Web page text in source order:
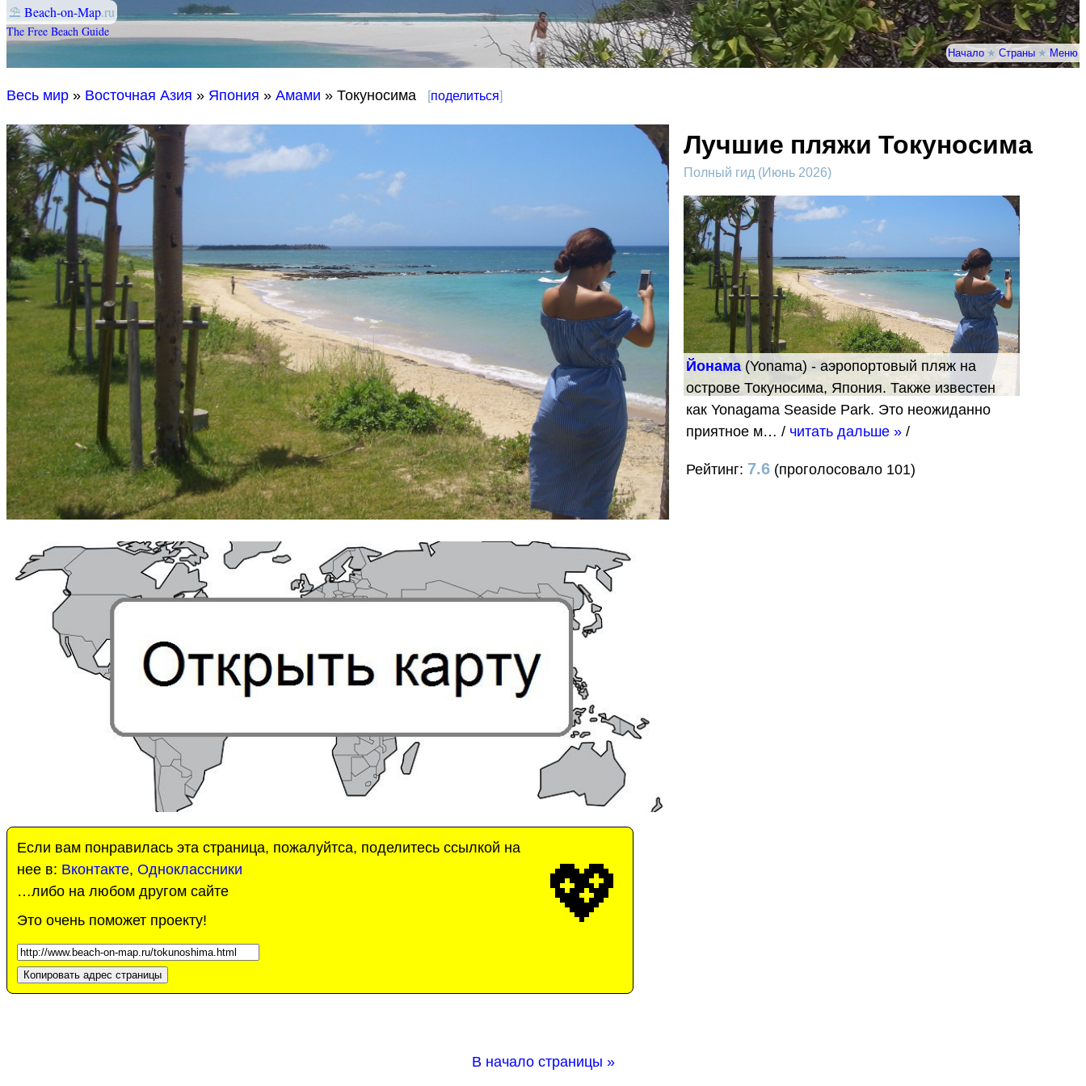
⛱ Beach-on-Map.ru
The Free Beach Guide
Начало★ Страны ★ Меню
Весь мир » Восточная Азия » Япония » Амами » Токуносима [поделиться]
Лучшие пляжи Токуносима
Полный гид (Июнь 2026)
Йонама(Yonama) - аэропортовый пляж на
острове Токуносима, Япония. Также известен
как Yonagama Seaside Park. Это неожиданно
приятное м… / читать дальше »/
Рейтинг: 7.6(проголосовало 101)
💖
Если вам понравилась эта страница, пожалуйтса, поделитесь ссылкой на
нее в: Вконтакте, Одноклассники
…либо на любом другом сайте
Это очень поможет проекту!
Копировать адрес страницы
В начало страницы »